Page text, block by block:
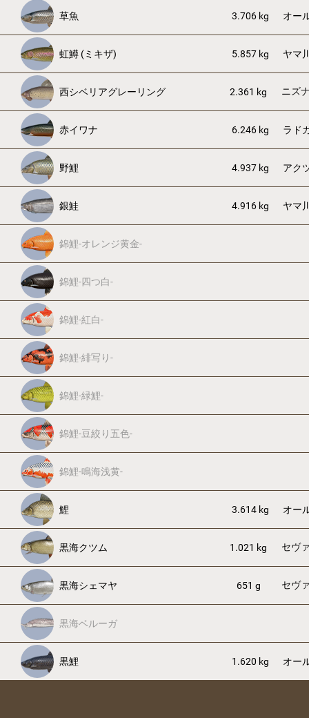
草魚 3.706 kg オー
虹鱒 (ミキザ) 5.857 kg ヤマ
西シベリアグレーリング 2.361 kg ニズ
赤イワナ 6.246 kg ラド
野鯉 4.937 kg アク
銀鮭 4.916 kg ヤマ
錦鯉-オレンジ黄金-
錦鯉-四つ白-
錦鯉-紅白-
錦鯉-緋写り-
錦鯉-緑鯉-
錦鯉-豆絞り五色-
錦鯉-鳴海浅黄-
鯉 3.614 kg オー
黒海クツム 1.021 kg セヴ
黒海シェマヤ 651 g セヴ
黒海ベルーガ
黒鯉 1.620 kg オー